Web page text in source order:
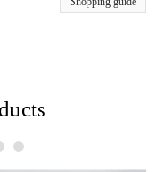
6